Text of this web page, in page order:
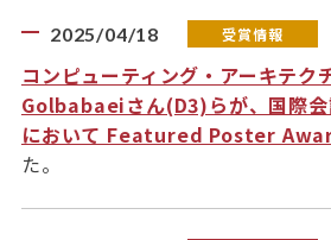
2025/04/18 受賞情報
コンピューティング・アーキテク
Golbabaeiさん(D3)らが、国際
において Featured Poster
た。